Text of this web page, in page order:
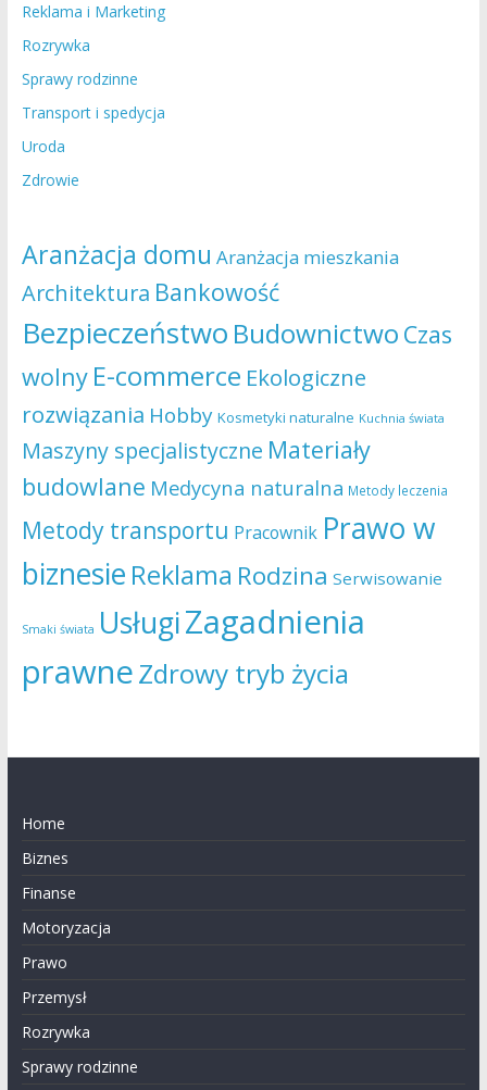
Reklama i Marketing
Rozrywka
Sprawy rodzinne
Transport i spedycja
Uroda
Zdrowie
Aranżacja domu Aranżacja mieszkania
Architektura Bankowość
Bezpieczeństwo Budownictwo Czas
wolny E-commerce Ekologiczne
rozwiązania Hobby Kosmetyki naturalne Kuchnia świata
Maszyny specjalistyczne Materiały
budowlane Medycyna naturalna Metody leczenia
Metody transportu Pracownik Prawo w
biznesie Reklama Rodzina Serwisowanie
Smaki świata UsługiZagadnienia
prawneZdrowy tryb życia
Home
Biznes
Finanse
Motoryzacja
Prawo
Przemysł
Rozrywka
Sprawy rodzinne